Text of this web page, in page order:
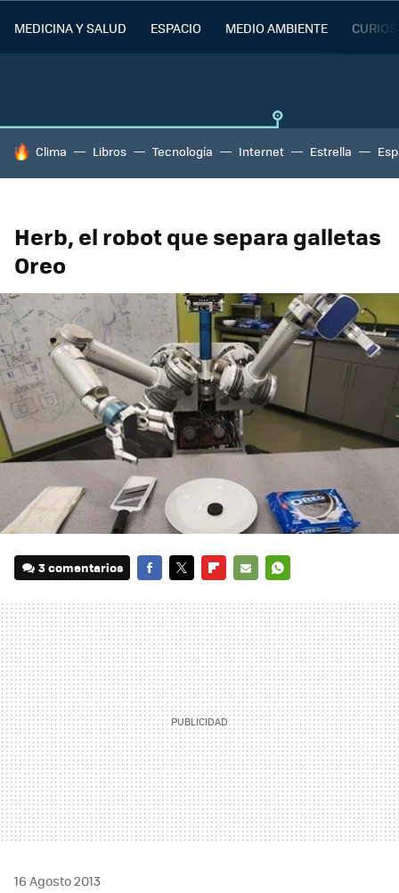
MEDICINA Y SALUD ESPACIO MEDIO AMBIENTE
HOY SE HABLA DE
Clima Libros Tecnología Internet Estrella
Herb, el robot que separa galletas
Oreo
3 comentarios
MAIL
16 Agosto 2013